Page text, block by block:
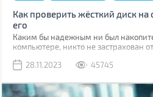
Как проверить жёсткий диск
его
Каким бы надежным ни был
компьютере, никто не застрахован
повреждениями ячеек памяти.
28.11.2023 45745